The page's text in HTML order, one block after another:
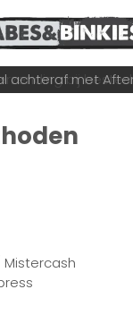
achteraf met
wisselende
bij
= dezelfde